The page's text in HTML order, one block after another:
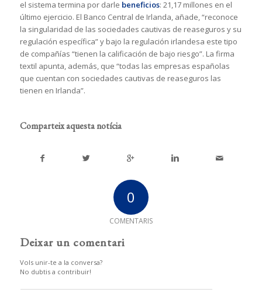
el sistema termina por darle beneficios: 21,17 millones en el
último ejercicio. El Banco Central de Irlanda, añade, “reconoce
la singularidad de las sociedades cautivas de reaseguros y su
regulación específica” y bajo la regulación irlandesa este tipo
de compañías “tienen la calificación de bajo riesgo”. La firma
textil apunta, además, que “todas las empresas españolas
que cuentan con sociedades cautivas de reaseguros las
tienen en Irlanda”.
Comparteix aquesta notícia
0
COMENTARIS
Deixar un comentari
Vols unir-te a la conversa?
No dubtis a contribuir!